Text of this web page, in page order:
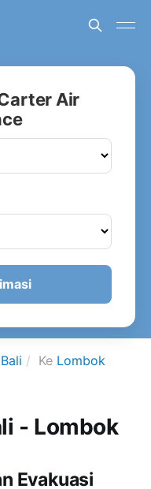
Air
Bali Ke Lombok
- Lombok
Evakuasi